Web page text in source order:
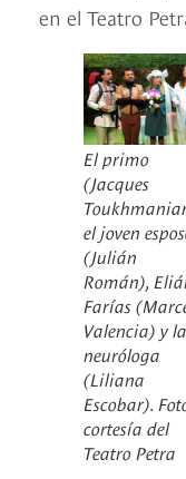
en el Teatro
El primo
(Jacques
el joven
(Julián
Román),
Farías
Valencia) y la
neuróloga
(Liliana
Escobar).
cortesía del
Teatro Petra